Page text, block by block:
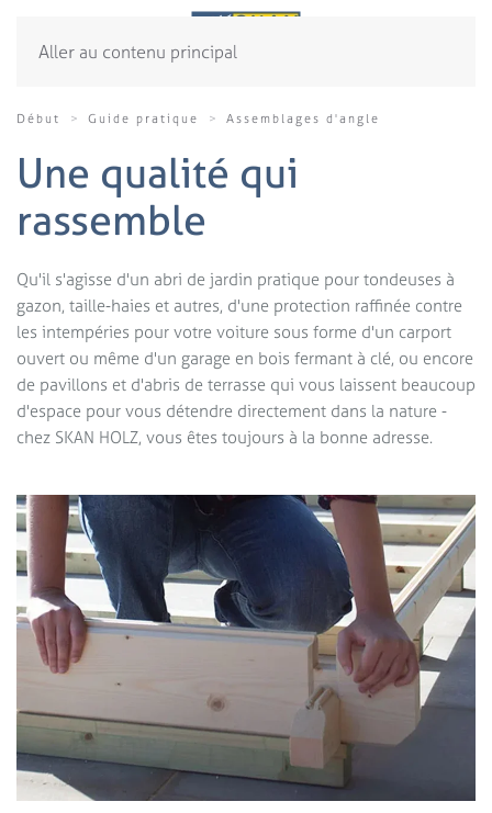
Aller au contenu principal
Début Guide pratique Assemblages d'angle
Une qualité qui
rassemble
Qu'il s'agisse d'un abri de jardin pratique pour tondeuses à
gazon, taille-haies et autres, d'une protection raffinée contre
les intempéries pour votre voiture sous forme d'un carport
ouvert ou même d'un garage en bois fermant à clé, ou encore
de pavillons et d'abris de terrasse qui vous laissent beaucoup
d'espace pour vous détendre directement dans la nature -
chez SKAN HOLZ, vous êtes toujours à la bonne adresse.